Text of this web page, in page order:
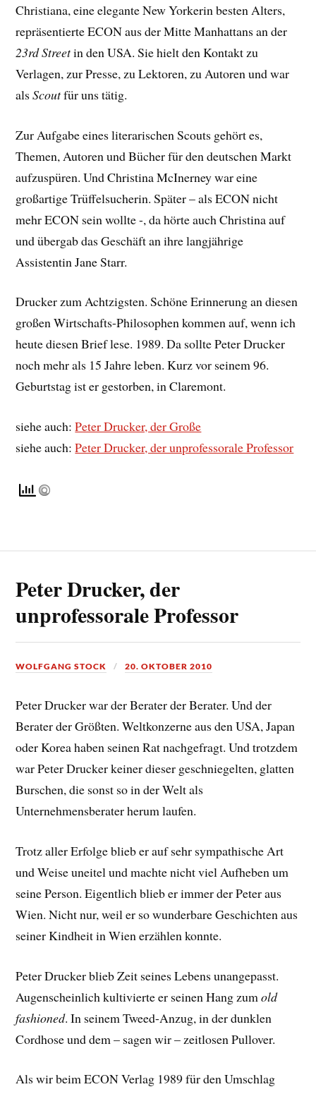
Christiana, eine elegante New Yorkerin besten Alters,
repräsentierte ECON aus der Mitte Manhattans an der
23rd Streetin den USA. Sie hielt den Kontakt zu
Verlagen, zur Presse, zu Lektoren, zu Autoren und war
alsScoutfür uns tätig.
Zur Aufgabe eines literarischen Scouts gehört es,
Themen, Autoren und Bücher für den deutschen Markt
aufzuspüren. Und Christina McInerney war eine
großartige Trüffelsucherin. Später – als ECON nicht
mehr ECON sein wollte -, da hörte auch Christina auf
und übergab das Geschäft an ihre langjährige
Assistentin Jane Starr.
Drucker zum Achtzigsten. Schöne Erinnerung an diesen
großen Wirtschafts-Philosophen kommen auf, wenn ich
heute diesen Brief lese. 1989. Da sollte Peter Drucker
noch mehr als 15 Jahre leben. Kurz vor seinem 96.
Geburtstag ist er gestorben, in Claremont.
siehe auch:Peter Drucker, der Große
siehe auch:Peter Drucker, der unprofessorale Professor
Peter Drucker, der
unprofessorale Professor
WOLFGANG STOCK 20. OKTOBER 2010
Peter Drucker war der Berater der Berater. Und der
Berater der Größten. Weltkonzerne aus den USA, Japan
oder Korea haben seinen Rat nachgefragt. Und trotzdem
war Peter Drucker keiner dieser geschniegelten, glatten
Burschen, die sonst so in der Welt als
Unternehmensberater herum laufen.
Trotz aller Erfolge blieb er auf sehr sympathische Art
und Weise uneitel und machte nicht viel Aufheben um
seine Person. Eigentlich blieb er immer der Peter aus
Wien. Nicht nur, weil er so wunderbare Geschichten aus
seiner Kindheit in Wien erzählen konnte.
Peter Drucker blieb Zeit seines Lebens unangepasst.
Augenscheinlich kultivierte er seinen Hang zumold
fashioned. In seinem Tweed-Anzug, in der dunklen
Cordhose und dem – sagen wir – zeitlosen Pullover.
Als wir beim ECON Verlag 1989 für den Umschlag